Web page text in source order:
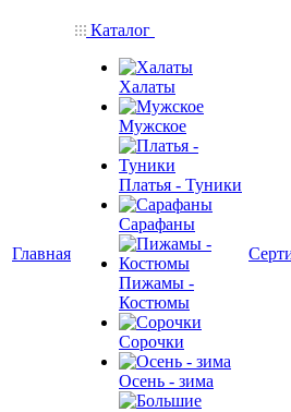
Главная
Каталог
Халаты
Мужское
Платья - Туники
Сарафаны
Пижамы -
Костюмы
Сорочки
Oсень - зима